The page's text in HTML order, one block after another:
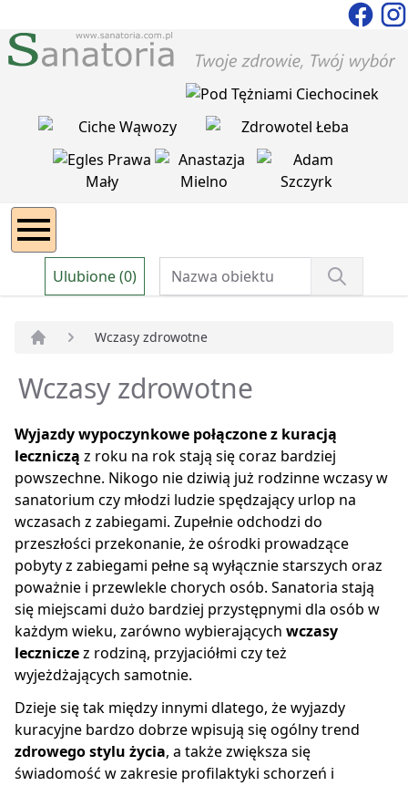
Ulubione (0)
Wczasy zdrowotne
Wczasy zdrowotne
Wyjazdy wypoczynkowe połączone z kuracją
leczniczą z roku na rok stają się coraz bardziej
powszechne. Nikogo nie dziwią już rodzinne wczasy w
sanatorium czy młodzi ludzie spędzający urlop na
wczasach z zabiegami. Zupełnie odchodzi do
przeszłości przekonanie, że ośrodki prowadzące
pobyty z zabiegami pełne są wyłącznie starszych oraz
poważnie i przewlekle chorych osób. Sanatoria stają
się miejscami dużo bardziej przystępnymi dla osób w
każdym wieku, zarówno wybierających wczasy
leczniczez rodziną, przyjaciółmi czy też
wyjeżdżających samotnie.
Dzieje się tak między innymi dlatego, że wyjazdy
kuracyjne bardzo dobrze wpisują się ogólny trend
zdrowego stylu życia, a także zwiększa się
świadomość w zakresie profilaktyki schorzeń i